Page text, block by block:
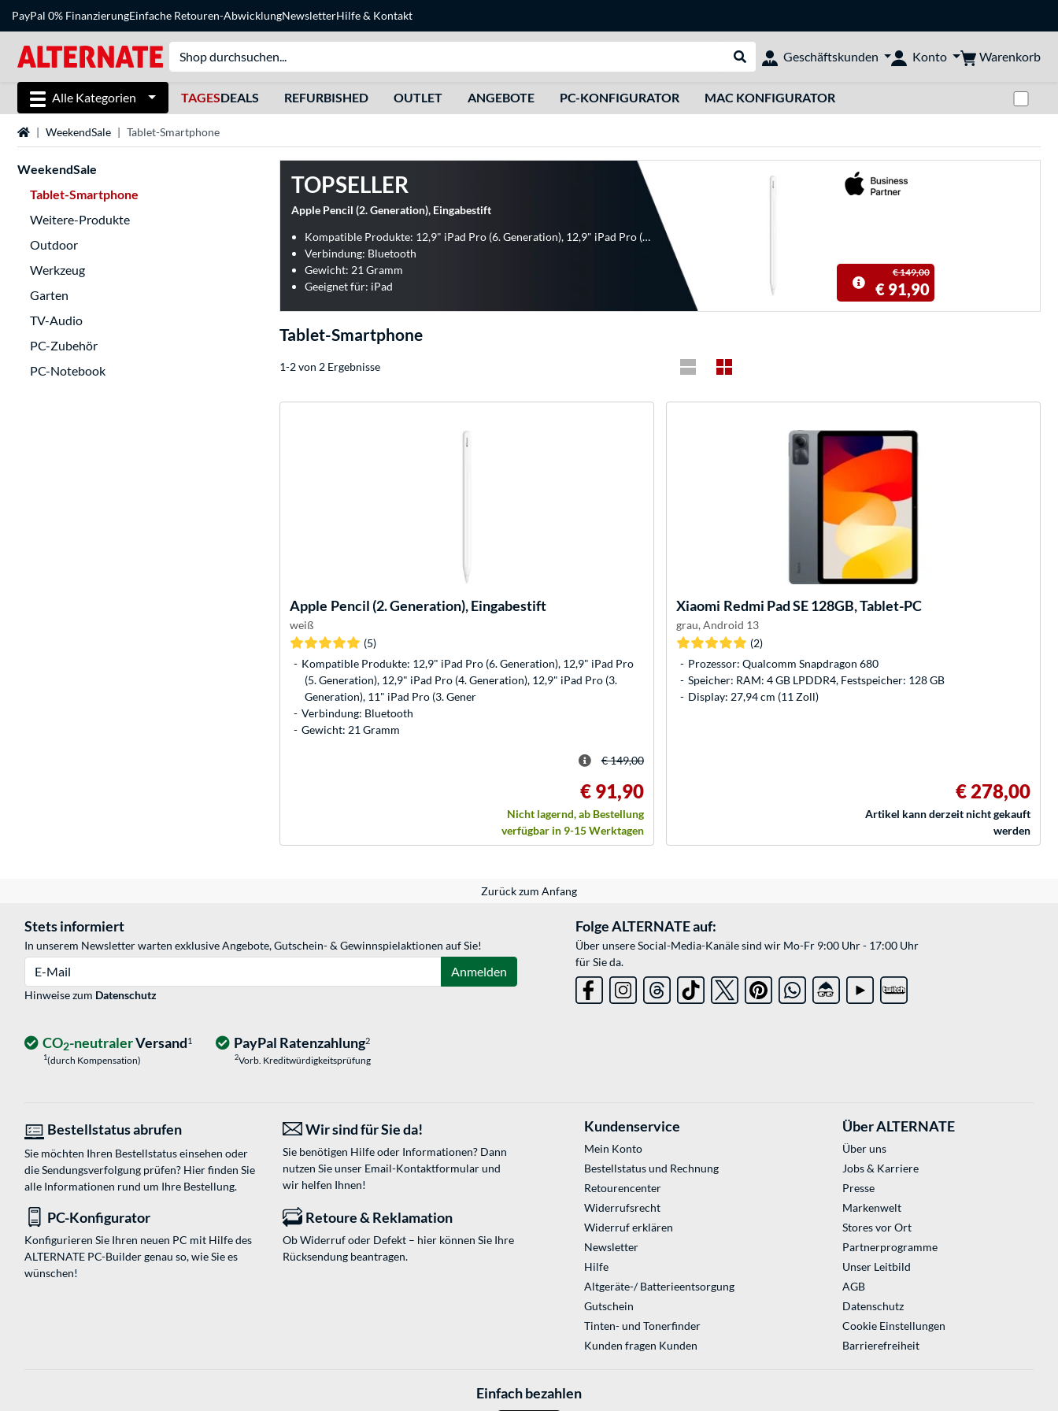
PayPal 0% FinanzierungEinfache Retouren-AbwicklungNewsletterHilfe& Kontakt
Suche durchführen
Geschäftskunden Konto Warenkorb
Alle Kategorien TAGESDEALS REFURBISHED OUTLET ANGEBOTE PC-KONFIGURATOR MAC KONFIGURATOR
StartseiteWeekendSale Tablet-Smartphone
WeekendSale
Tablet-Smartphone
Weitere-Produkte
Outdoor
Werkzeug
Garten
TV-Audio
PC-Zubehör
PC-Notebook
TOPSELLER
Apple Pencil (2. Generation), Eingabestift
Kompatible Produkte: 12,9" iPad Pro (6. Generation), 12,9" iPad Pro (5. Generation), 12,9" iPad Pro (4. Generation), 12,9" iPad Pro (3. Generation), 11" iPad Pro (3. Gener
Verbindung: Bluetooth
Gewicht: 21 Gramm
Geeignet für: iPad
€ 149,00
€ 91,90
Tablet-Smartphone
1-2 von 2 Ergebnisse
Apple Pencil (2. Generation), Eingabestift
weiß
(5)
Kompatible Produkte: 12,9" iPad Pro (6. Generation), 12,9" iPad Pro
(5. Generation), 12,9" iPad Pro (4. Generation), 12,9" iPad Pro (3.
Generation), 11" iPad Pro (3. Gener
Verbindung: Bluetooth
Gewicht: 21 Gramm
€ 149,00
€ 91,90
Nicht lagernd, ab Bestellung
verfügbar in 9-15 Werktagen
Xiaomi Redmi Pad SE 128GB, Tablet-PC
grau, Android 13
(2)
Prozessor: Qualcomm Snapdragon 680
Speicher: RAM: 4 GB LPDDR4, Festspeicher: 128 GB
Display: 27,94 cm (11 Zoll)
€ 278,00
Artikel kann derzeit nicht gekauft
werden
Zurück zum Anfang
Stets informiert
In unserem Newsletter warten exklusive Angebote, Gutschein- & Gewinnspielaktionen auf Sie!
Anmelden
Hinweise zum Datenschutz
Folge ALTERNATE auf:
Über unsere Social-Media-Kanäle sind wir Mo-Fr 9:00 Uhr - 17:00 Uhr
für Sie da.
CO2-neutralerVersand1
1(durch Kompensation)
PayPal Ratenzahlung2
2Vorb. Kreditwürdigkeitsprüfung
Bestellstatus abrufen
Sie möchten Ihren Bestellstatus einsehen oder
die Sendungsverfolgung prüfen? Hier finden Sie
alle Informationen rund um Ihre Bestellung.
Wir sind für Sie da!
Sie benötigen Hilfe oder Informationen? Dann
nutzen Sie unser Email-Kontaktformularund
wir helfen Ihnen!
PC-Konfigurator
Konfigurieren Sie Ihren neuen PC mit Hilfe des
ALTERNATE PC-Builder genau so, wie Sie es
wünschen!
Retoure & Reklamation
Ob Widerruf oder Defekt – hier können Sie Ihre
Rücksendung beantragen.
Kundenservice
Mein Konto
Bestellstatus und Rechnung
Retourencenter
Widerrufsrecht
Widerruf erklären
Newsletter
Hilfe
Altgeräte-/ Batterieentsorgung
Gutschein
Tinten- und Tonerfinder
Kunden fragen Kunden
Über ALTERNATE
Über uns
Jobs & Karriere
Presse
Markenwelt
Stores vor Ort
Partnerprogramme
Unser Leitbild
AGB
Datenschutz
Cookie Einstellungen
Barrierefreiheit
Einfach bezahlen